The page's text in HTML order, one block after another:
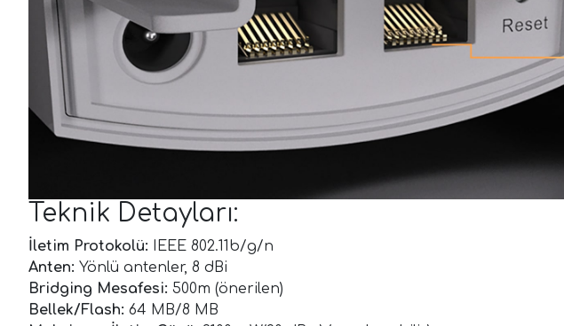
Teknik Detayları:
İletim Protokolü: IEEE 802.11b/g/n
Anten: Yönlü antenler, 8 dBi
Bridging Mesafesi: 500m (önerilen)
Bellek/Flash: 64 MB/8 MB